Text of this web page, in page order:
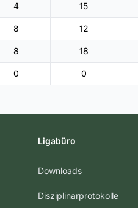
4 15
8 12
8 18
0 0
Ligabüro
Downloads
Disziplinarprotokolle